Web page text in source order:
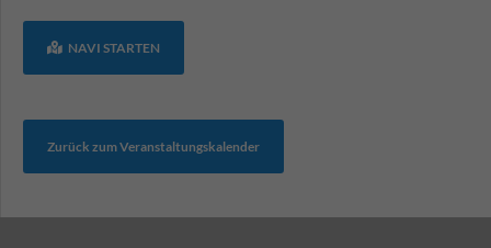
NAVI STARTEN
Zurück zum Veranstaltungskalender